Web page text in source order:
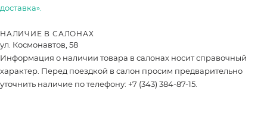
доставка».
НАЛИЧИЕ В САЛОНАХ
ул. Космонавтов, 58
Информация о наличии товара в салонах носит справочный
характер. Перед поездкой в салон просим предварительно
уточнить наличие по телефону: +7 (343) 384-87-15.